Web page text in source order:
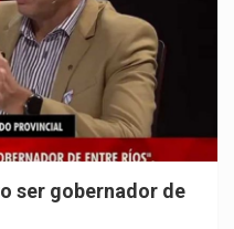
ser gobernador de